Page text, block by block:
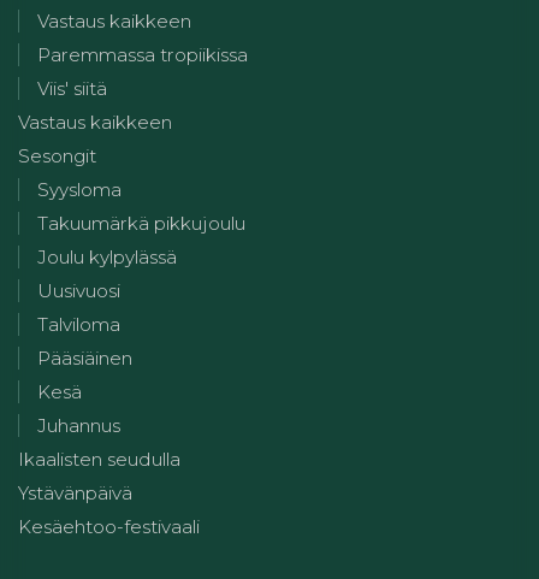
Vastaus kaikkeen
Paremmassa tropiikissa
Viis' siitä
Vastaus kaikkeen
Sesongit
Syysloma
Takuumärkä pikkujoulu
Joulu kylpylässä
Uusivuosi
Talviloma
Pääsiäinen
Kesä
Juhannus
Ikaalisten seudulla
Ystävänpäivä
Kesäehtoo-festivaali